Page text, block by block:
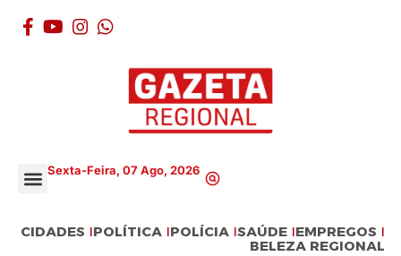
Sexta-Feira, 07 Ago, 2026
CIDADES POLÍTICA POLÍCIA SAÚDE EMPREGOS
BELEZA REGIONAL